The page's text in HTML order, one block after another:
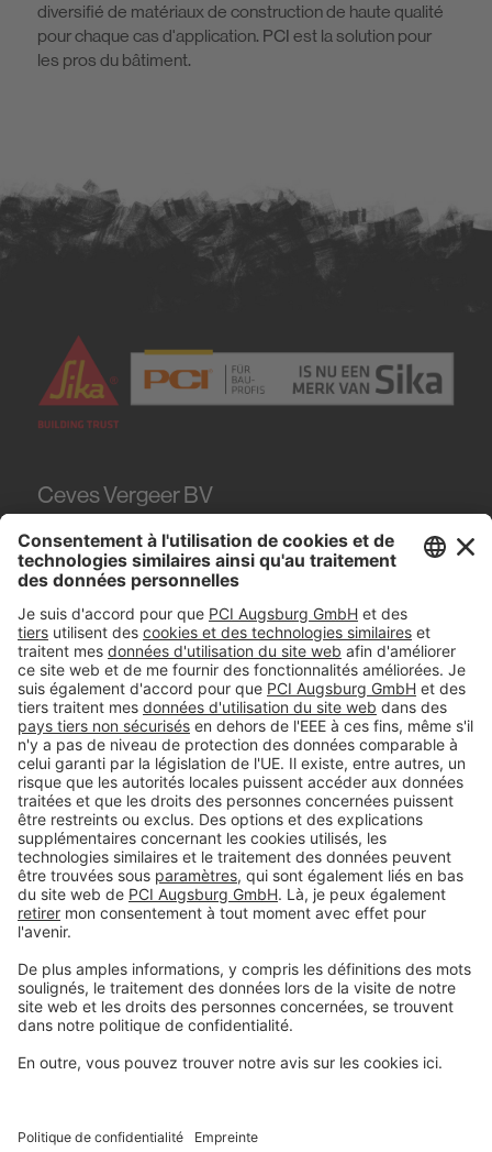
diversifié de matériaux de construction de haute qualité
pour chaque cas d'application. PCI est la solution pour
les pros du bâtiment.
Ceves Vergeer BV
Teugseweg 20
7418AM Deventer
Tel. 0570 - 50 38 30
#PCI
Mentions légales
Déclaration de protection de la vie privée
Conditions générales de vente
Informations légales